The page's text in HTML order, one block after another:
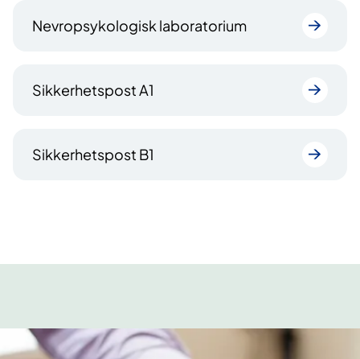
Nevropsykologisk laboratorium
Sikkerhetspost A1
Sikkerhetspost B1